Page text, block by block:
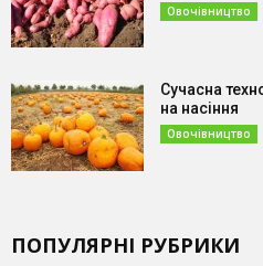
Овочівництво
Сучасна
на насіння
Овочівництво
ПОПУЛЯРНІ РУБРИКИ